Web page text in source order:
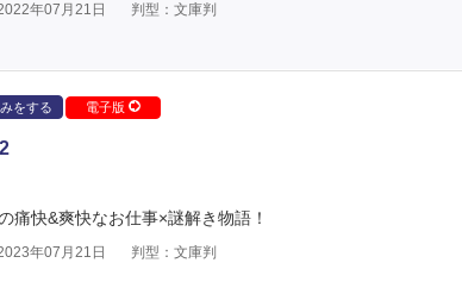
年07月21日 判型：文庫判
をする 電子版
快&爽快なお仕事×謎解き物語！
年07月21日 判型：文庫判